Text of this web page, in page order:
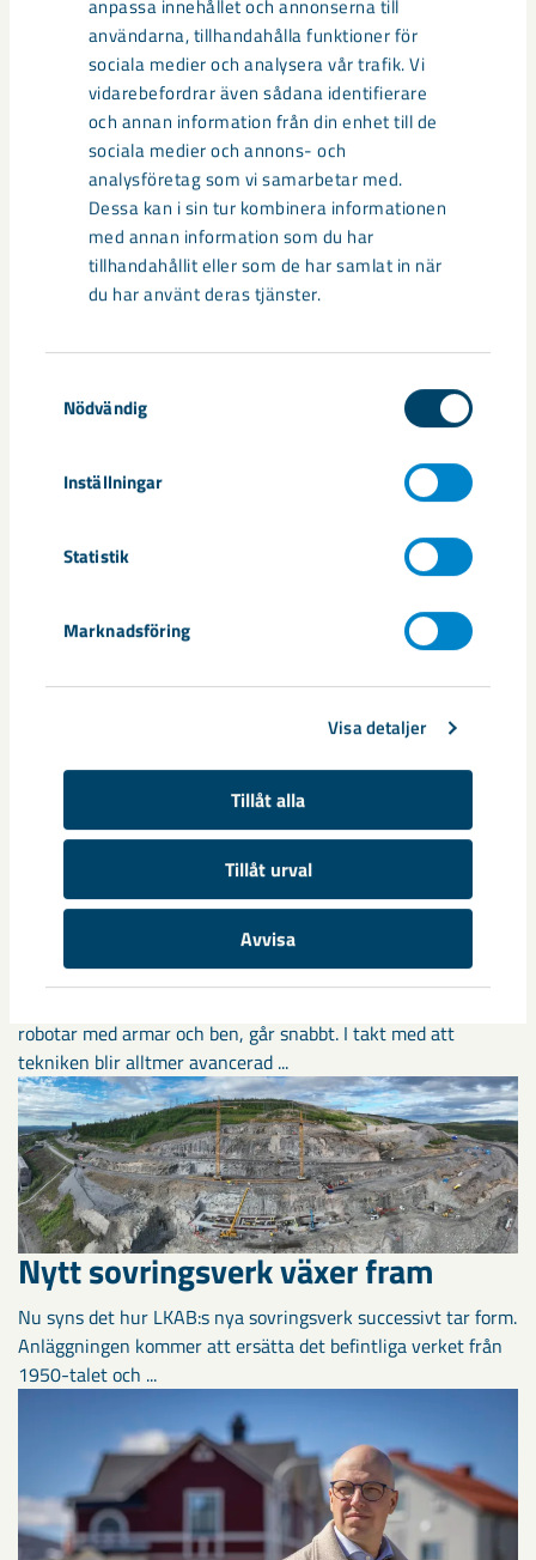
anpassa innehållet och annonserna till
användarna, tillhandahålla funktioner för
sociala medier och analysera vår trafik. Vi
vidarebefordrar även sådana identifierare
och annan information från din enhet till de
sociala medier och annons- och
analysföretag som vi samarbetar med.
Dessa kan i sin tur kombinera informationen
med annan information som du har
tillhandahållit eller som de har samlat in när
du har använt deras tjänster.
Nödvändig
Inställningar
Statistik
Marknadsföring
Visa detaljer
Tillåt alla
Tillåt urval
Avvisa
Hermelinsbacken 7 – T 0,70
Lövberga – L 0,70
Taggar
Gällivare Malmberget seismik
Relaterat innehåll
Så kan humanoida robotar öka
säkerheten i framtidens gruva
robotar med armar och ben, går snabbt. I takt med att
tekniken blir alltmer avancerad ...
Nytt sovringsverk växer fram
Nu syns det hur LKAB:s nya sovringsverk successivt tar form.
Anläggningen kommer att ersätta det befintliga verket från
1950-talet och ...